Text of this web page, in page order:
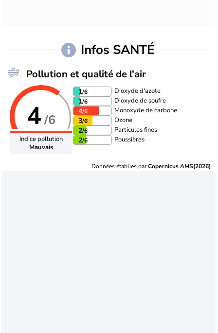
Infos SANTÉ
Pollution et qualité de l'air
4/6
Indice pollution
Mauvais
1/6 Dioxyde d'azote
1/6 Dioxyde de soufre
4/6 Monoxyde de carbone
3/6 Ozone
2/6 Particules fines
2/6 Poussières
Données établies parCopernicus AMS(2026)